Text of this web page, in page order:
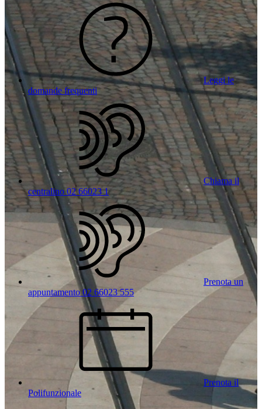
Leggi le
domande frequenti
Chiama il
centralino 02 66023 1
Prenota un
appuntamento 02 66023 555
Prenota il
Polifunzionale